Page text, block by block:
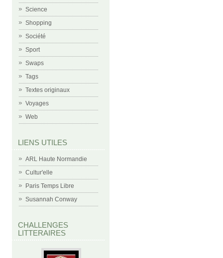
Science
Shopping
Société
Sport
Swaps
Tags
Textes originaux
Voyages
Web
LIENS UTILES
ARL Haute Normandie
Cultur'elle
Paris Temps Libre
Susannah Conway
CHALLENGES
LITTERAIRES